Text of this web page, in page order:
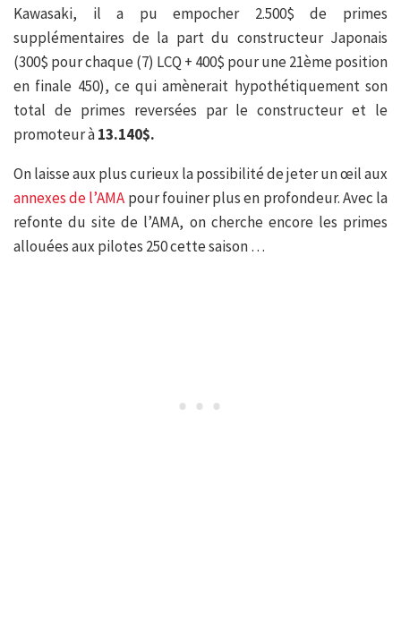
Kawasaki, il a pu empocher 2.500$ de primes
supplémentaires de la part du constructeur Japonais
(300$ pour chaque (7) LCQ + 400$ pour une 21ème position
en finale 450), ce qui amènerait hypothétiquement son
total de primes reversées par le constructeur et le
promoteur à13.140$.
On laisse aux plus curieux la possibilité de jeter un œil aux
annexes de l’AMA pour fouiner plus en profondeur. Avec la
refonte du site de l’AMA, on cherche encore les primes
allouées aux pilotes 250 cette saison …